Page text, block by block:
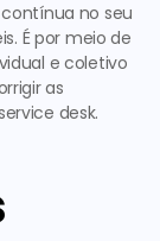
no seu
É por meio de
e coletivo
as
desk.